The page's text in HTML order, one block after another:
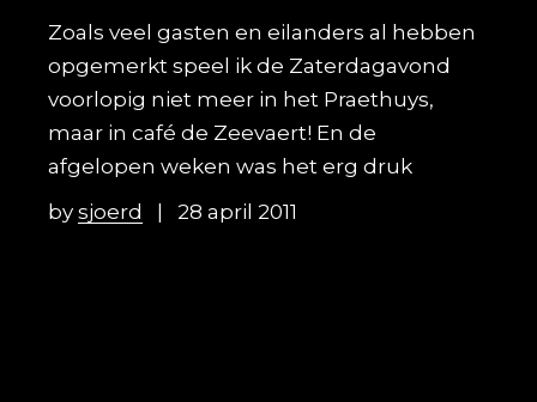
Zoals veel gasten en eilanders al hebben
opgemerkt speel ik de Zaterdagavond
voorlopig niet meer in het Praethuys,
maar in café de Zeevaert! En de
afgelopen weken was het erg druk
bysjoerd 28 april 2011